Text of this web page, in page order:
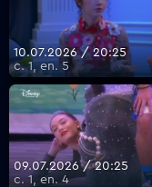
10.07.2026 / 20:25
с. 1, еп. 5
09.07.2026 / 20:25
с. 1, еп. 4